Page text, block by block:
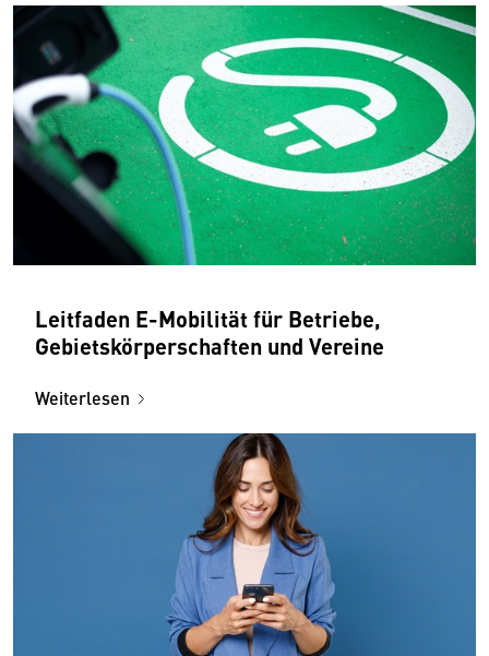
Leitfaden E-Mobilität für Betriebe,
Gebietskörperschaften und Vereine
Weiterlesen